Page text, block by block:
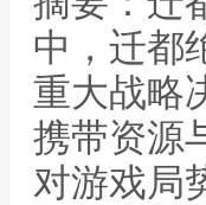
中，迁都
重大战略
携带资源
对游戏局